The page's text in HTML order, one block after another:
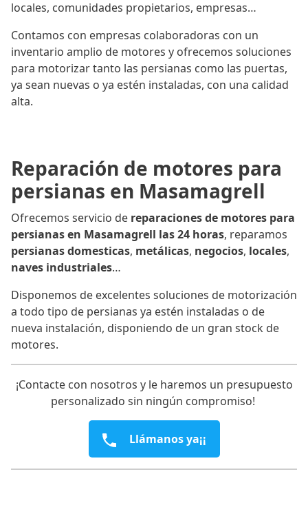
locales, comunidades propietarios, empresas…
Contamos con empresas colaboradoras con un
inventario amplio de motores y ofrecemos soluciones
para motorizar tanto las persianas como las puertas,
ya sean nuevas o ya estén instaladas, con una calidad
alta.
Reparación de motores para
persianas en Masamagrell
Ofrecemos servicio de reparaciones de motores para
persianas en Masamagrell las 24 horas, reparamos
persianas domesticas, metálicas, negocios, locales,
naves industriales…
Disponemos de excelentes soluciones de motorización
a todo tipo de persianas ya estén instaladas o de
nueva instalación, disponiendo de un gran stock de
motores.
¡Contacte con nosotros y le haremos un presupuesto
personalizado sin ningún compromiso!
Llámanos ya¡¡